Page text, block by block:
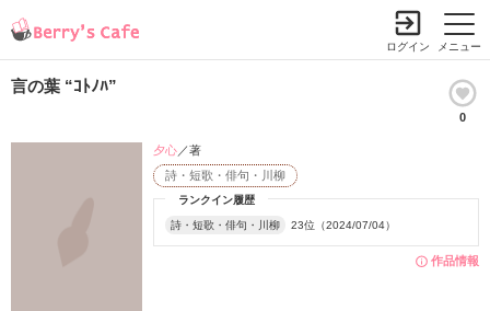
メニュー
ログイン
言の葉 “ｺﾄﾉﾊ”
0
作品情報
ランクイン履歴
詩・短歌・俳句・川柳 23位（2024/07/04）
詩・短歌・俳句・川柳
夕心／著